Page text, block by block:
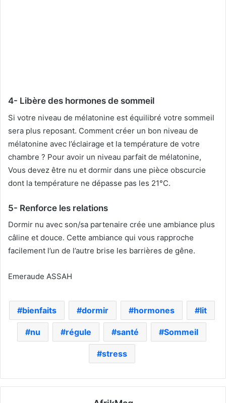
4- Libère des hormones de sommeil
Si votre niveau de mélatonine est équilibré votre sommeil
sera plus reposant. Comment créer un bon niveau de
mélatonine avec l’éclairage et la température de votre
chambre ? Pour avoir un niveau parfait de mélatonine,
Vous devez être nu et dormir dans une pièce obscurcie
dont la température ne dépasse pas les 21°C.
5- Renforce les relations
Dormir nu avec son/sa partenaire crée une ambiance plus
câline et douce. Cette ambiance qui vous rapproche
facilement l’un de l’autre brise les barrières de gêne.
Emeraude ASSAH
bienfaits dormir hormones lit
nu régule santé Sommeil
stress